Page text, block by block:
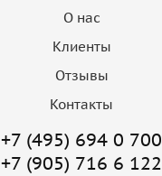
О нас
Клиенты
Отзывы
Контакты
+7 (495) 694 0 700
+7 (905) 716 6 122